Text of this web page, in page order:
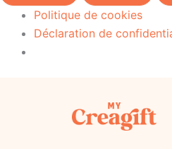
Politique de cookies
Déclaration de